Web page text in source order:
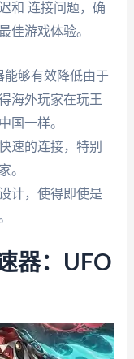
和 连接问题，确
佳游戏体验。
够有效降低由于
海外玩家在玩王
国一样。
速的连接，特别
。
计，使得即使是
器：UFO